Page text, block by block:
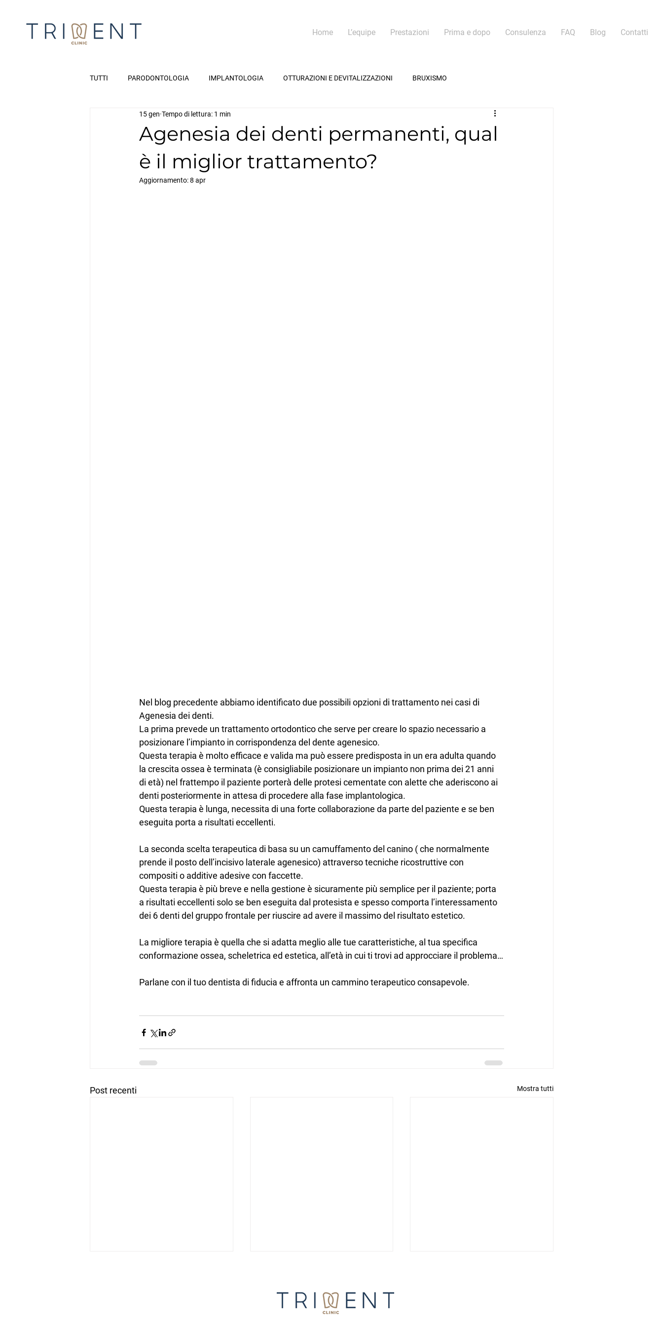
Home L’equipe Prestazioni Prima e dopo Consulenza FAQ Blog Contatti
TUTTI PARODONTOLOGIA IMPLANTOLOGIA OTTURAZIONI E DEVITALIZZAZIONI BRUXISMO
Agenesia dei denti permanenti, qual
è il miglior trattamento?
15 gen Tempo di lettura: 1 min
Aggiornamento:8 apr
Nel blog precedente abbiamo identificato due possibili opzioni di trattamento nei casi di
Agenesia dei denti.
La prima prevede un trattamento ortodontico che serve per creare lo spazio necessario a
posizionare l’impianto in corrispondenza del dente agenesico.
Questa terapia è molto efficace e valida ma può essere predisposta in un era adulta quando
la crescita ossea è terminata (è consigliabile posizionare un impianto non prima dei 21 anni
di età) nel frattempo il paziente porterà delle protesi cementate con alette che aderiscono ai
denti posteriormente in attesa di procedere alla fase implantologica.
Questa terapia è lunga, necessita di una forte collaborazione da parte del paziente e se ben
eseguita porta a risultati eccellenti.
La seconda scelta terapeutica di basa su un camuffamento del canino ( che normalmente
prende il posto dell’incisivo laterale agenesico) attraverso tecniche ricostruttive con
compositi o additive adesive con faccette.
Questa terapia è più breve e nella gestione è sicuramente più semplice per il paziente; porta
a risultati eccellenti solo se ben eseguita dal protesista e spesso comporta l’interessamento
dei 6 denti del gruppo frontale per riuscire ad avere il massimo del risultato estetico.
La migliore terapia è quella che si adatta meglio alle tue caratteristiche, al tua specifica
conformazione ossea, scheletrica ed estetica, all’età in cui ti trovi ad approcciare il problema…
Parlane con il tuo dentista di fiducia e affronta un cammino terapeutico consapevole.
Post recenti Mostra tutti